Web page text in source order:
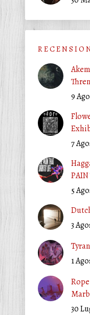
R E C E N S I O
9
7
PAIN
5
3
1
30